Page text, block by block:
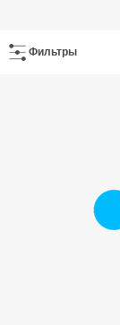
Фильтры